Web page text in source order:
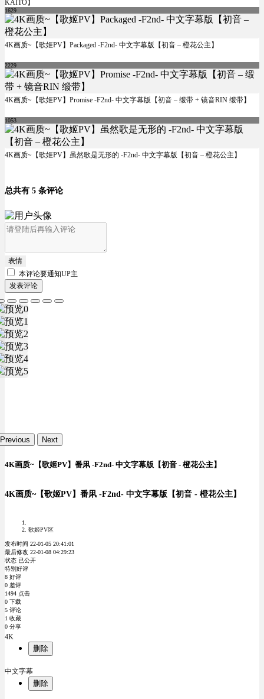
KAITO】
1629
4K画质~【歌姬PV】Packaged -F2nd- 中文字幕版【初音 – 橙花公主】
2229
4K画质~【歌姬PV】Promise -F2nd- 中文字幕版【初音 – 缎带 + 镜音RIN 缎带】
1053
4K画质~【歌姬PV】虽然歌是无形的 -F2nd- 中文字幕版【初音 – 橙花公主】
总共有 5 条评论
表情
本评论要通知UP主
发表评论
Previous Next
4K画质~【歌姬PV】番凩 -F2nd- 中文字幕版【初音 - 橙花公主】
4K画质~【歌姬PV】番凩 -F2nd- 中文字幕版【初音 - 橙花公主】
歌姬PV区
发布时间 22-01-05 20:41:01
最后修改 22-01-08 04:29:23
状态 已公开
特别好评
8 好评
0 差评
1494 点击
0 下载
5 评论
1 收藏
0 分享
4K
删除
中文字幕
删除